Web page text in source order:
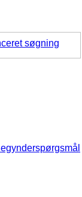
søgning